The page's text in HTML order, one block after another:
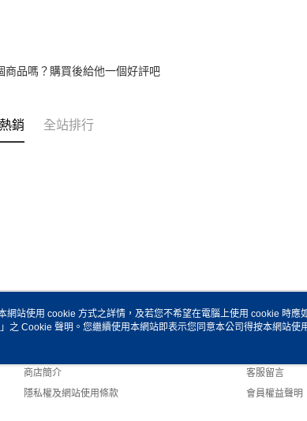
商品嗎？購買後給他一個好評吧
銷 全站排行
關於我們
商店簡介
隱私權及網站使用條款
客服資訊
客服留言
會員權益聲明
網站使用 cookie 方式之詳情，及若您不希望在電腦上使用 cookie 時應
」之 Cookie 聲明。您繼續使用本網站即表示您同意本公司得按本網站使